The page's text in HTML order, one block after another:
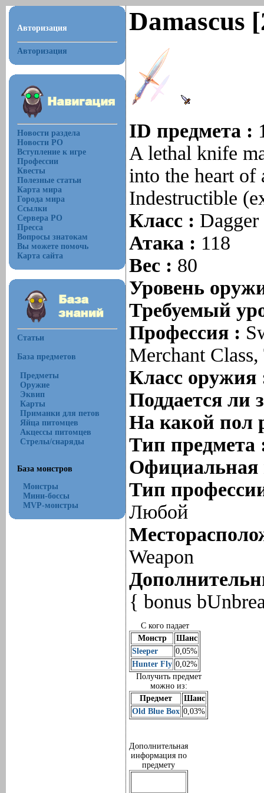
Авторизация
Авторизация
Новости раздела
Новости РО
Вступление к игре
Профессии
Квесты
Полезные статьи
Карта мира
Города мира
Ссылки
Сервера РО
Пресса
Вопросы знатокам
Вы можете помочь
Карта сайта
Статьи
База предметов
Предметы
Оружие
Эквип
Карты
Приманки для петов
Яйца питомцев
Акцессы питомцев
Стрелы/снаряды
База монстров
Монстры
Мини-боссы
MVP-монстры
Damascus
ID предмета :
A lethal knife
into the heart of
Indestructible
Класс : Dagger
Атака : 118
Вес : 80
Уровень
Требуемый
Профессия :
Merchant
Класс
Поддается ли
На какой пол
Тип
Тип
Любой
Weapon
{ bonus
С кого падает
Монстр
Шанс
Sleeper
0,05%
Hunter Fly 0,02%
Получить предмет
можно из:
Предмет
Шанс
Old Blue Box 0,03%
Дополнительная
информация по
предмету